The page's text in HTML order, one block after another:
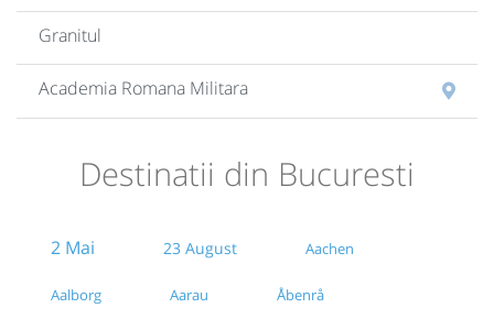
Granitul
Academia Romana Militara
Autogara IDM Basarab Kennedy
Autogara 13 Septembrie (Millenium Trans Impex
Destinatii din Bucuresti
2 Mai 23 August Aachen
Aalborg Aarau Åbenrå